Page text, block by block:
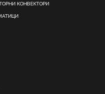
КОНВЕКТОРИ